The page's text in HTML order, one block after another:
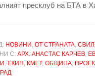
пресклуб на БТА в
НОВИНИ , ОТ СТРАНАТА,
С: АРХ. АНАСТАС КАРЧЕВ,
, ЕКИП , КМЕТ, ОБЩИНА,